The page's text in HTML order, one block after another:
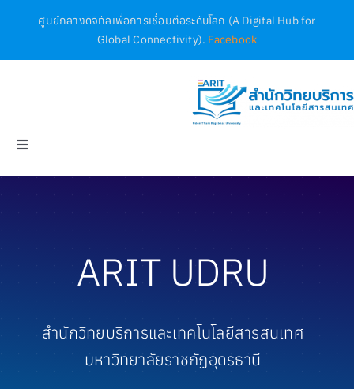
content
ศูนย์กลางดิจิทัลเพื่อการเชื่อมต่อระดับโลก (A Digital Hub for
Global Connectivity). Facebook
Toggle
เอกสาร / ประกาศ
ARIT UDRU
สำนักวิทยบริการและเทคโนโลยีสารสนเทศ
มหาวิทยาลัยราชภัฏอุดรธานี